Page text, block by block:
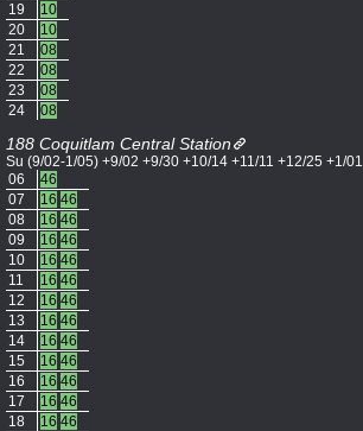
19
10
20
10
21
08
22
08
23
08
24
08
188 Coquitlam Central Station
Su (9/02-1/05) +9/02 +9/30 +10/14 +11/11 +12/25 +1/01
06
46
07
16 46
08
16 46
09
16 46
10
16 46
11
16 46
12
16 46
13
16 46
14
16 46
15
16 46
16
16 46
17
16 46
18
16 46